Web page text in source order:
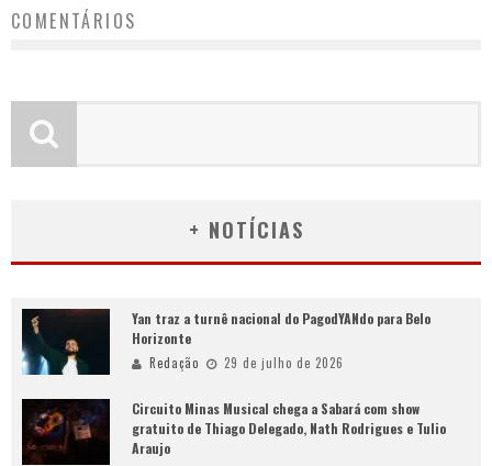
COMENTÁRIOS
+ NOTÍCIAS
Yan traz a turnê nacional do PagodYANdo para Belo
Horizonte
Redação 29 de julho de 2026
Circuito Minas Musical chega a Sabará com show
gratuito de Thiago Delegado, Nath Rodrigues e Tulio
Araujo